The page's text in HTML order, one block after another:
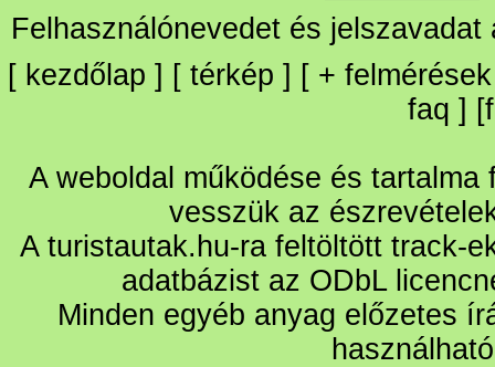
Felhasználónevedet és
[ kezdőlap ] [ térkép ] [ + felmérések
faq ] [
A weboldal működése és
vesszük az
A turistautak.hu-ra feltöltött track-
adatbázist az ODbL
Minden egyéb anyag előzetes